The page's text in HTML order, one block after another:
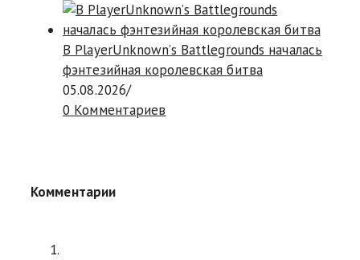
В PlayerUnknown’s Battlegrounds началась
фэнтезийная королевская битва
05.08.2026/
0 Комментариев
Комментарии